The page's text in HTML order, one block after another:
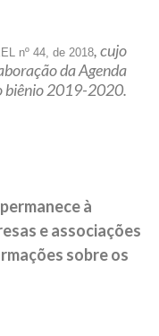
nº 44, de 2018, cujo
da Agenda
biênio 2019-2020.
à
e associações
sobre os